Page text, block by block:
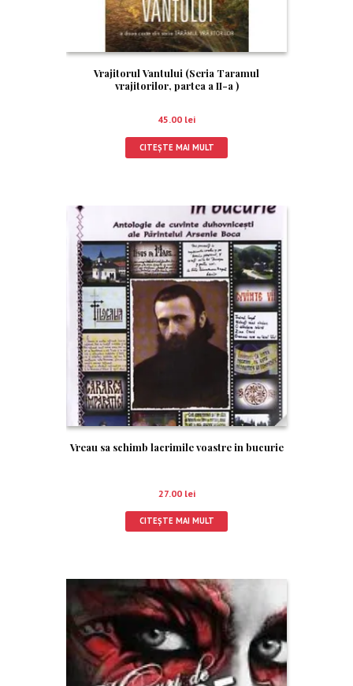
Vrajitorul Vantului (Seria Taramul
vrajitorilor, partea a II-a )
45.00 lei
CITEȘTE MAI MULT
Vreau sa schimb lacrimile voastre in bucurie
27.00 lei
CITEȘTE MAI MULT